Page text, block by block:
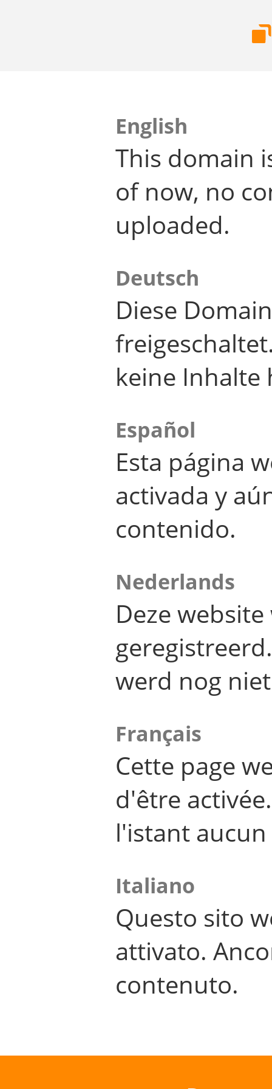
English
This domain
of now, no
uploaded.
Deutsch
Diese
keine Inhalte
Español
Esta página
activada y
contenido.
Nederlands
Deze
werd nog
Français
Cette page
d'être
l'istant
Italiano
Questo sito
attivato.
contenuto.